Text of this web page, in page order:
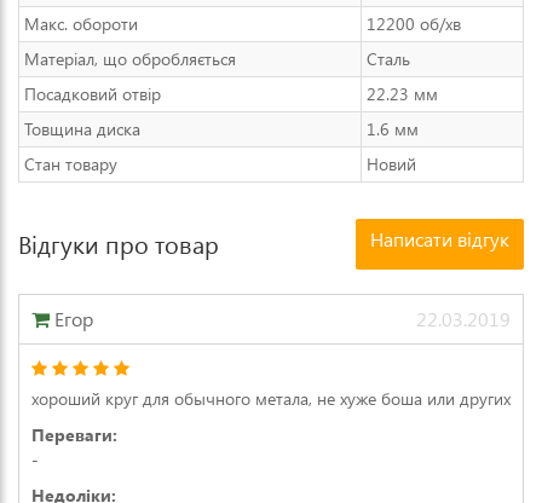
Макс. обороти
12200 об/хв
Матеріал, що обробляється
Сталь
Посадковий отвір
22.23 мм
Товщина диска
1.6 мм
Стан товару
Новий
Відгуки про товар Написати відгук
Егор 22.03.2019
хороший круг для обычного метала, не хуже боша или других
Переваги:
-
Недоліки: